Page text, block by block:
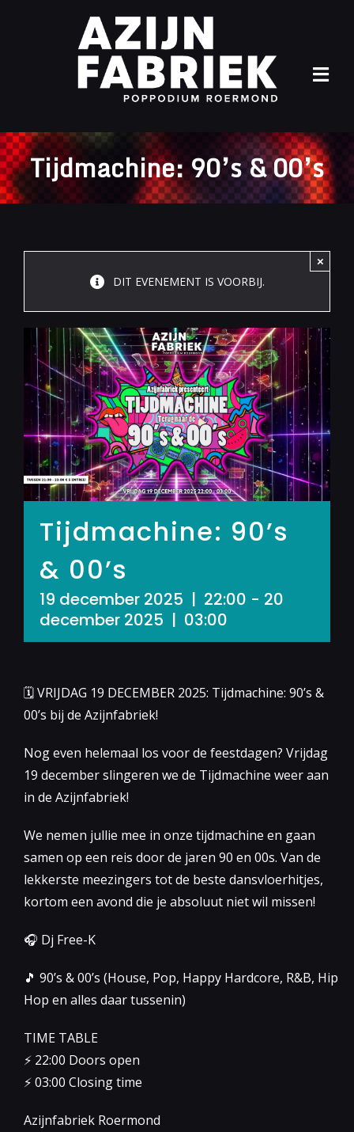
Agenda
Archief
Tijdmachine: 90’s & 00’s
DIT EVENEMENT IS VOORBIJ.
×
Tijdmachine: 90’s
& 00’s
19 december 2025 | 22:00 - 20
december 2025 | 03:00
🗓 VRIJDAG 19 DECEMBER 2025: Tijdmachine: 90’s &
00’s bij de Azijnfabriek!
Nog even helemaal los voor de feestdagen? Vrijdag
19 december slingeren we de Tijdmachine weer aan
in de Azijnfabriek!
We nemen jullie mee in onze tijdmachine en gaan
samen op een reis door de jaren 90 en 00s. Van de
lekkerste meezingers tot de beste dansvloerhitjes,
kortom een avond die je absoluut niet wil missen!
🎧 Dj Free-K
🎵 90’s & 00’s (House, Pop, Happy Hardcore, R&B, Hip
Hop en alles daar tussenin)
TIME TABLE
⚡️ 22:00 Doors open
⚡️ 03:00 Closing time
Azijnfabriek Roermond